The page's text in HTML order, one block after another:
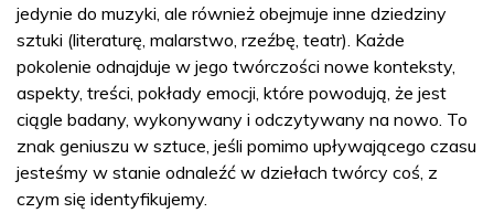
jedynie do muzyki, ale również obejmuje inne dziedziny
sztuki (literaturę, malarstwo, rzeźbę, teatr). Każde
pokolenie odnajduje w jego twórczości nowe konteksty,
aspekty, treści, pokłady emocji, które powodują, że jest
ciągle badany, wykonywany i odczytywany na nowo. To
znak geniuszu w sztuce, jeśli pomimo upływającego czasu
jesteśmy w stanie odnaleźć w dziełach twórcy coś, z
czym się identyfikujemy.